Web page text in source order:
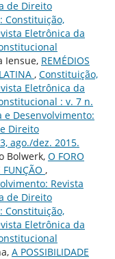
de Direito
Constituição,
Eletrônica da
Iensue, REMÉDIOS
, Constituição,
Eletrônica da
: v. 7 n.
e Desenvolvimento:
Direito
ago./dez. 2015.
Bolwerk, O FORO
FUNÇÃO ,
Revista
de Direito
Constituição,
Eletrônica da
A POSSIBILIDADE